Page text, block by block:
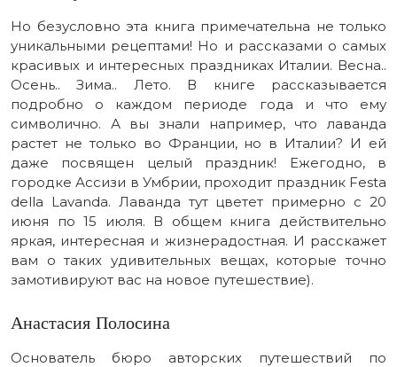
Но безусловно эта книга примечательна не только
уникальными рецептами! Но и рассказами о самых
красивых и интересных праздниках Италии. Весна..
Осень.. Зима.. Лето. В книге рассказывается
подробно о каждом периоде года и что ему
символично. А вы знали например, что лаванда
растет не только во Франции, но в Италии? И ей
даже посвящен целый праздник! Ежегодно, в
городке Ассизи в Умбрии, проходит праздник Festa
della Lavanda. Лаванда тут цветет примерно с 20
июня по 15 июля. В общем книга действительно
яркая, интересная и жизнерадостная. И расскажет
вам о таких удивительных вещах, которые точно
замотивируют вас на новое путешествие).
Анастасия Полосина
Основатель бюро авторских путешествий по